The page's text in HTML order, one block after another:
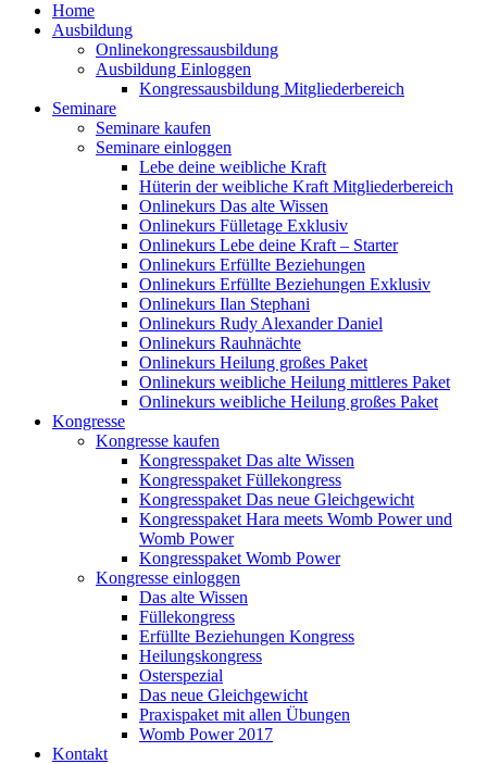
Home
Ausbildung
Onlinekongressausbildung
Ausbildung Einloggen
Kongressausbildung Mitgliederbereich
Seminare
Seminare kaufen
Seminare einloggen
Lebe deine weibliche Kraft
Hüterin der weibliche Kraft Mitgliederbereich
Onlinekurs Das alte Wissen
Onlinekurs Fülletage Exklusiv
Onlinekurs Lebe deine Kraft – Starter
Onlinekurs Erfüllte Beziehungen
Onlinekurs Erfüllte Beziehungen Exklusiv
Onlinekurs Ilan Stephani
Onlinekurs Rudy Alexander Daniel
Onlinekurs Rauhnächte
Onlinekurs Heilung großes Paket
Onlinekurs weibliche Heilung mittleres Paket
Onlinekurs weibliche Heilung großes Paket
Kongresse
Kongresse kaufen
Kongresspaket Das alte Wissen
Kongresspaket Füllekongress
Kongresspaket Das neue Gleichgewicht
Kongresspaket Hara meets Womb Power und
Womb Power
Kongresspaket Womb Power
Kongresse einloggen
Das alte Wissen
Füllekongress
Erfüllte Beziehungen Kongress
Heilungskongress
Osterspezial
Das neue Gleichgewicht
Praxispaket mit allen Übungen
Womb Power 2017
Kontakt